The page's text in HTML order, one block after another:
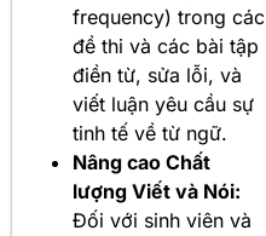
frequency) trong các
đề thi và các bài tập
điền từ, sửa lỗi, và
viết luận yêu cầu sự
tinh tế về từ ngữ.
Nâng cao Chất
lượng Viết và Nói:
Đối với sinh viên và